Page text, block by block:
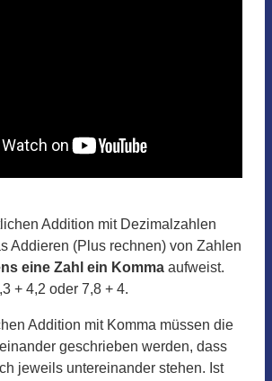
Addition mit Dezimalzahlen
Addieren (Plus rechnen) von Zahlen
eine Zahl ein Komma aufweist.
+ 4,2 oder 7,8 + 4.
Addition mit Komma müssen die
geschrieben werden, dass
jeweils untereinander stehen. Ist